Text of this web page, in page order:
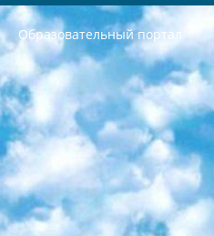
Образовательный портал
РЕСПУБЛИКА УЗБЕКИСТАН МИНИСТРЕРСТВО ДОШКОЛЬНОГО И ШКОЛЬНОГО ОБРАЗОВАНИЯ КОМАНДА в общеобразовательных учреждениях в 2023-2024 учебном году организация и проведение итоговой государственной аттестации обучающихся о Министра дошкольного и школьного образования Республики Узбекистан от 4 марта 2008 года (постановлением Минюста от 20 марта 2008 года № 1778 государственной регистрации) «Итоговое состояние учащихся общего среднего образования на основании положения об утверждении положения об аттестации общего среднего образования выпускной экзамен студентов в образовательных учреждениях в 2023-2024 учебном году В целях организации и прохождения аттестации приказываю: 1. Следующее: перечень предметов, по которым будет проводиться итоговая государственная аттестация и экзамен формы перевода согласно приложению 1; сертификаты международного образца, оценивающие уровень владения иностранными языками перечень согласно приложению 2; 2. Педагогический при специализированных образовательных учреждениях. научно-практический центр квалификации и международной оценки (Д.Давидова) 2024 г. До 25 марта: задания по предметам, по которым будет проводиться итоговая аттестация разработка и утверждение технических условий; итоговая аттестация на основании разработанного предметного задания разработка вопросов по предметам (устно и письменно), экзамен передача; общеобразовательные средние школы и специальные учебные заведения учащиеся выпускных классов школ и интернатов в агентской системе подготовка базы данных экзаменационных материалов и критериев оценки; перевод базы экзаменационных материалов на все языки обучения подать в Республиканский образовательный центр для изготовления; варианты экзаменов на основе разработанных контрольных материалов пусть будут поставлены задачи формирования. 3. Республиканский образовательный центр (Ш.Худайкулов) до 5 апреля 2024 года. до: база данных предоставленных экзаменационных материалов на все языки обучения перевод и экспертиза; для слепых, слабовидящих, глухих, слабослышащих и умственно отсталых детей учащиеся выпускных классов специализированных школ и школ-интернатов база данных экзаменационных материалов на всех преподаваемых языках подготовка критериев оценки; специализированные школы для умственно отсталых детей и технологии для учащихся выпускных классов школ-интернатов разработка соответствующих рекомендаций и критериев проведения ЕГЭ по естествознанию давать задания. 4. Педагогический при специализированных образовательных учреждениях. Научно-практический центр навыков и международной оценки (Д.Давидова), Республика образовательный центр (Худайкулов Ш.) итоговый государственный аттестационный экзамен ориентирован на творческое и логическое мышление при подготовке базы материалов учитывать введение заданий. 5. Следует отметить, что: сертификат государственного образца о знании общеобразовательного предмета и как минимум национальный уровень B1 по предметам на иностранных языках, указанным в Приложении 2. или международно признанный сертификат эквивалентного уровня студенты, изучающие определенный предмет, освобождаются от экзамена; по соответствующим предметам запланирована итоговая государственная аттестация за день до дня, путем жеребьевки Рабочей группой (в письменной форме по предметам, проводимым в форме) из числа сформированных вариантов выбрано 2 варианта; 2 выбранных варианта экзамена анонсированы на официальном сайте министерства и все выпускники по всей стране на основе этих вариантов проводит итоговую государственную аттестацию. 6. Государственное образование учащихся средних общеобразовательных учреждений. знания в соответствии с квалификационными требованиями, которые необходимо приобрести на основании стандартов итоговый (выпускной) контроль для 9 и 11 классов в целях тестирования Экзамены (далее – экзамены) состоят из предметов, перечисленных в приложении 1. будет сделано. 7. Экзамены пройдут с 26 мая по 15 июня 2024 г. (кроме науки физического воспитания). 8. Физическая для учащихся 9 классов общесредних образовательных учреждений. Экзамены по предмету «Образование, квалификация медицина» 1-6 мая 2024 года. сотрудники перевести под присмотр (с отклонениями в физическом или умственном развитии) специализированная школа для детей, школы-интернаты и со сколиозом школы-интернаты санаторного типа для больных детей исключены). 9. Он был слепым, слабовидящим и имел нарушения опорно-двигательного аппарата. экзамены в специализированных школах и интернатах для детей должны проводиться исходя из требований, предъявляемых к общеобразовательным учреждениям (физкультура кроме науки). 10. Специализированная школа для глухих и слабослышащих детей. и экзамены в интернатах и быть реализован в виде письменного теста по математике. 11. Специальность для умственно отсталых детей. Для 9 класса Родной язык и литературное письмо Государственный язык (язык обучения – узбекский). для неклассов) написано Математическое письмо Письменная/устная история Узбекистана Физическое воспитание практично Итоговый контроль Для 11 класса Написание родного языка и литературы (эссе) Математическое письмо Узбекский язык (обучение на узбекском языке) не посещающее общее среднее образование для учреждений)/Образовательное учреждение выбор письменный и устный Иностранный язык письменный/устный Письменная/устная история Узбекистана *По выбору студента:  Химия  Физика  Основы государственного права  География 10 бесплатных образовательных ресурсов - Мы составили подборку онлайн-проектов с интерактивными упражнениями, видеолекциями и статьями. Они помогут вам обрести новые и освежить старые знания бесплатно. 1. «ИНТУИТ» Старейшая образовательная площадка Рунета. Здесь вы найдёте сотни текстовых и видеокурсов на десятки различных тем — от программирования до психологии. Многие курсы подготовлены российскими университетами и крупными международными компаниями вроде Intel и Microsoft. Самостоятельное обучение бесплатное, но желающие могут оплатить услуги персональных наставников. 2. «Смартия» знакомит с актуальными профессиями и подсказывает, как им обучаться. Выбрав заинтересовавшую вас специальность — SMM-специалист, фотограф, веб-дизайнер или другую, — увидите список необходимых для неё умений. Чтобы вы могли освоить их самостоятельно, для